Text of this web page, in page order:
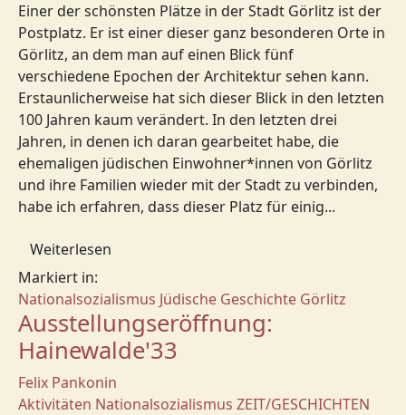
Einer der schönsten Plätze in der Stadt Görlitz ist der
Postplatz. Er ist einer dieser ganz besonderen Orte in
Görlitz, an dem man auf einen Blick fünf
verschiedene Epochen der Architektur sehen kann.
Erstaunlicherweise hat sich dieser Blick in den letzten
100 Jahren kaum verändert. In den letzten drei
Jahren, in denen ich daran gearbeitet habe, die
ehemaligen jüdischen Einwohner*innen von Görlitz
und ihre Familien wieder mit der Stadt zu verbinden,
habe ich erfahren, dass dieser Platz für einig...
Weiterlesen
Markiert in:
Nationalsozialismus Jüdische Geschichte Görlitz
Ausstellungseröffnung:
Hainewalde'33
Felix Pankonin
Aktivitäten Nationalsozialismus ZEIT/GESCHICHTEN